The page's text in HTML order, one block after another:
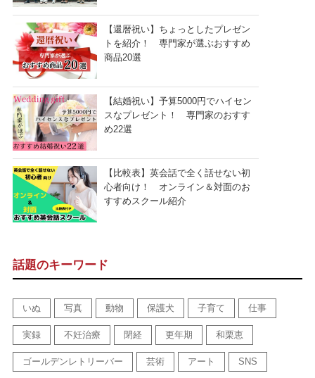
【還暦祝い】ちょっとしたプレゼン
トを紹介！ 専門家が選ぶおすすめ
商品20選
【結婚祝い】予算5000円でハイセン
スなプレゼント！ 専門家のおすす
め22選
【比較表】英会話で全く話せない初
心者向け！ オンライン＆対面のお
すすめスクール紹介
話題のキーワード
いぬ 写真 動物 保護犬 子育て 仕事
実録 不妊治療 閉経 更年期 和栗恵
ゴールデンレトリーバー 芸術 アート SNS